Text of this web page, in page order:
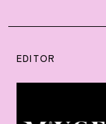
EDITOR